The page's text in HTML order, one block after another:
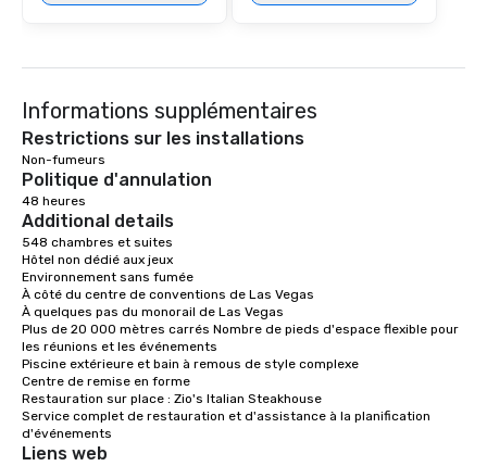
Informations supplémentaires
Restrictions sur les installations
Non-fumeurs
Politique d'annulation
48 heures
Additional details
548 chambres et suites
Hôtel non dédié aux jeux
Environnement sans fumée
À côté du centre de conventions de Las Vegas
À quelques pas du monorail de Las Vegas
Plus de 20 000 mètres carrés Nombre de pieds d'espace flexible pour
les réunions et les événements
Piscine extérieure et bain à remous de style complexe
Centre de remise en forme
Restauration sur place : Zio's Italian Steakhouse
Service complet de restauration et d'assistance à la planification
d'événements
Liens web